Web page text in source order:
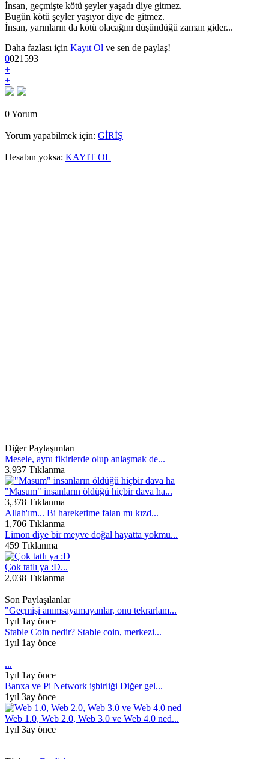
İnsan, geçmişte kötü şeyler yaşadı diye gitmez.
Bugün kötü şeyler yaşıyor diye de gitmez.
İnsan, yarınların da kötü olacağını düşündüğü zaman gider...
Daha fazlası için Kayıt Ol ve sen de paylaş!
0021593
+
+
0 Yorum
Yorum yapabilmek için: GİRİŞ
Hesabın yoksa: KAYIT OL
Diğer Paylaşımları
Mesele, aynı fikirlerde olup anlaşmak de...
3,937 Tıklanma
"Masum" insanların öldüğü hiçbir dava ha...
3,378 Tıklanma
Allah'ım... Bi hareketime falan mı kızd...
1,706 Tıklanma
Limon diye bir meyve doğal hayatta yokmu...
459 Tıklanma
Çok tatlı ya :D...
2,038 Tıklanma
Son Paylaşılanlar
"Geçmişi anımsayamayanlar, onu tekrarlam...
1yıl 1ay önce
Stable Coin nedir? Stable coin, merkezi...
1yıl 1ay önce
...
1yıl 1ay önce
Banxa ve Pi Network işbirliği Diğer gel...
1yıl 3ay önce
Web 1.0, Web 2.0, Web 3.0 ve Web 4.0 ned...
1yıl 3ay önce